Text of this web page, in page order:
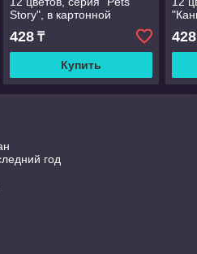
Story", в картонной
упаковке
428₸
Купить
428
год